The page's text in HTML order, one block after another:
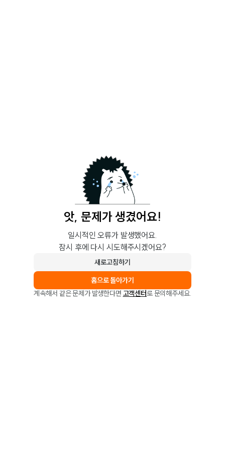
앗, 문제가 생겼어요!
일시적인 오류가 발생했어요.
잠시 후에 다시 시도해주시겠어요?
새로고침하기
홈으로 돌아가기
계속해서 같은 문제가 발생한다면 고객센터로 문의해주세요.